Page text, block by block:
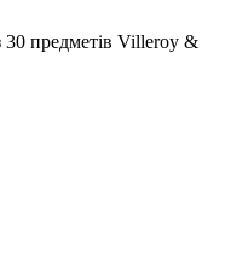
30 предметів Villeroy &